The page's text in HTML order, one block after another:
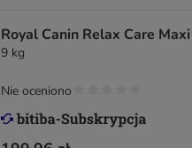
Royal Canin Relax Care Maxi
9 kg
Nie oceniono